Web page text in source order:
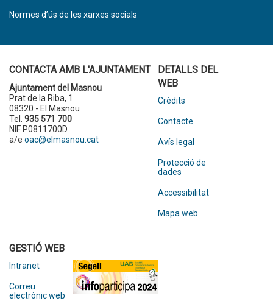
Normes d’ús de les xarxes socials
CONTACTA AMB L'AJUNTAMENT
Ajuntament del Masnou
Prat de la Riba, 1
08320 - El Masnou
Tel. 935 571 700
NIF P0811700D
a/e oac@elmasnou.cat
DETALLS DEL
WEB
Crèdits
Contacte
Avís legal
Protecció de
dades
Accessibilitat
Mapa web
GESTIÓ WEB
Intranet
Correu
electrònic web